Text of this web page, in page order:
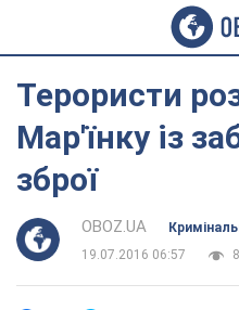
Терористи
Мар'їнку із
зброї
OBOZ.UA
19.07.2016 06:57